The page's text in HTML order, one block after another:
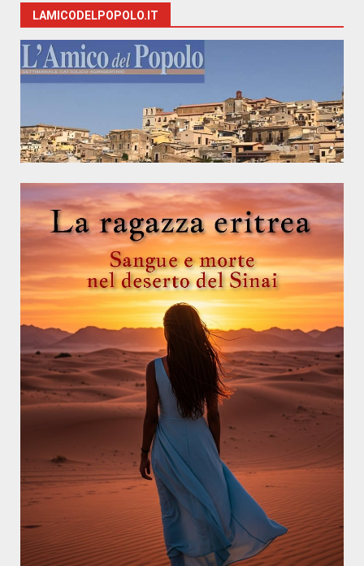
LAMICODELPOPOLO.IT